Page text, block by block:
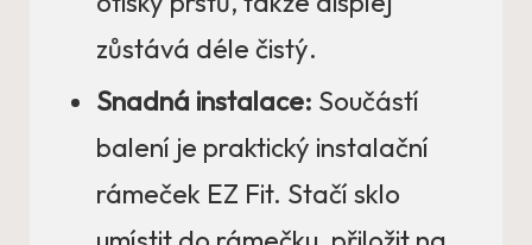
zůstává déle čistý.
Snadná instalace: Součástí
balení je praktický instalační
rámeček EZ Fit. Stačí sklo